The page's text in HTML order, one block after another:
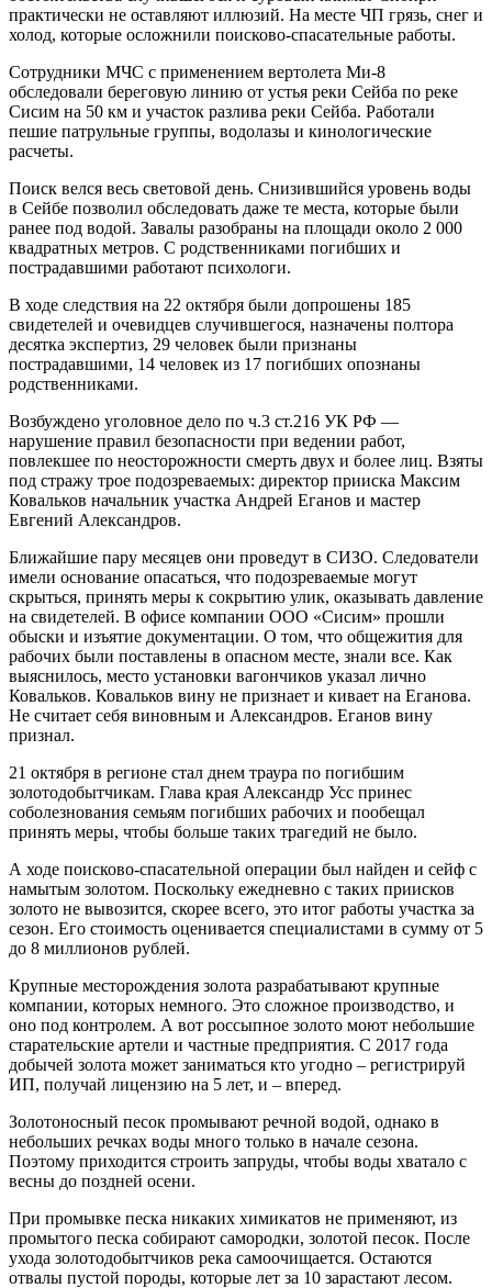
практически не оставляют иллюзий. На месте ЧП грязь, снег и
холод, которые осложнили поисково-спасательные работы.
Сотрудники МЧС с применением вертолета Ми-8
обследовали береговую линию от устья реки Сейба по реке
Сисим на 50 км и участок разлива реки Сейба. Работали
пешие патрульные группы, водолазы и кинологические
расчеты.
Поиск велся весь световой день. Снизившийся уровень воды
в Сейбе позволил обследовать даже те места, которые были
ранее под водой. Завалы разобраны на площади около 2 000
квадратных метров. С родственниками погибших и
пострадавшими работают психологи.
В ходе следствия на 22 октября были допрошены 185
свидетелей и очевидцев случившегося, назначены полтора
десятка экспертиз, 29 человек были признаны
пострадавшими, 14 человек из 17 погибших опознаны
родственниками.
Возбуждено уголовное дело по ч.3 ст.216 УК РФ —
нарушение правил безопасности при ведении работ,
повлекшее по неосторожности смерть двух и более лиц. Взяты
под стражу трое подозреваемых: директор прииска Максим
Ковальков начальник участка Андрей Еганов и мастер
Евгений Александров.
Ближайшие пару месяцев они проведут в СИЗО. Следователи
имели основание опасаться, что подозреваемые могут
скрыться, принять меры к сокрытию улик, оказывать давление
на свидетелей. В офисе компании ООО «Сисим» прошли
обыски и изъятие документации. О том, что общежития для
рабочих были поставлены в опасном месте, знали все. Как
выяснилось, место установки вагончиков указал лично
Ковальков. Ковальков вину не признает и кивает на Еганова.
Не считает себя виновным и Александров. Еганов вину
признал.
21 октября в регионе стал днем траура по погибшим
золотодобытчикам. Глава края Александр Усс принес
соболезнования семьям погибших рабочих и пообещал
принять меры, чтобы больше таких трагедий не было.
А ходе поисково-спасательной операции был найден и сейф с
намытым золотом. Поскольку ежедневно с таких приисков
золото не вывозится, скорее всего, это итог работы участка за
сезон. Его стоимость оценивается специалистами в сумму от 5
до 8 миллионов рублей.
Крупные месторождения золота разрабатывают крупные
компании, которых немного. Это сложное производство, и
оно под контролем. А вот россыпное золото моют небольшие
старательские артели и частные предприятия. С 2017 года
добычей золота может заниматься кто угодно – регистрируй
ИП, получай лицензию на 5 лет, и – вперед.
Золотоносный песок промывают речной водой, однако в
небольших речках воды много только в начале сезона.
Поэтому приходится строить запруды, чтобы воды хватало с
весны до поздней осени.
При промывке песка никаких химикатов не применяют, из
промытого песка собирают самородки, золотой песок. После
ухода золотодобытчиков река самоочищается. Остаются
отвалы пустой породы, которые лет за 10 зарастают лесом.